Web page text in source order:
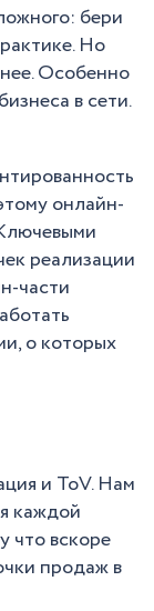
бери
Но
Особенно
в сети.
онлайн-
реализации
части
о которых
и ToV. Нам
каждой
что вскоре
продаж в